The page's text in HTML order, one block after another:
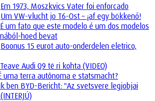
Em 1973, Moszkvics Vater foi enforcado
Um VW-vlucht jo T6-Ost – ¡af egy bökkenő!
É um fato que este modelo é um dos modelos
hoed bevat
Boonus 15 eurot auto-onderdelen eletrico,
Teave Audi Q9 të ri kohta (VIDEO)
uma terra autônoma e statsmacht?
ben BYD-Bericht: "Az svetsvere legjobjai